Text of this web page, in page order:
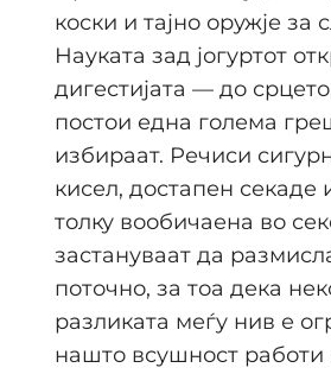
коски и тајно оружје
Науката зад јогуртот
дигестијата — до
постои една голема
избираат. Речиси
кисел, достапен
толку вообичаена во
застануваат да
поточно, за тоа дека
разликата меѓу нив е
нашто всушност работи